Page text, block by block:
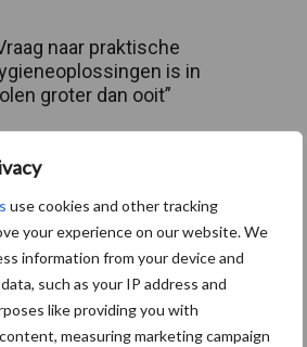
use cookies and other tracking
your experience on our website. We
information from your device and
such as your IP address and
like providing you with
measuring marketing campaign
naar praktische
is in
groter dan ooit”
grens van 14.000
melk
introduceert